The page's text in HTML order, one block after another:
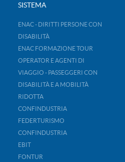
SISTEMA
ENAC - DIRITTI PERSONE CON
DISABILITÀ
ENAC FORMAZIONE TOUR
OPERATOR E AGENTI DI
VIAGGIO - PASSEGGERI CON
DISABILITÀ E A MOBILITÀ
RIDOTTA
CONFINDUSTRIA
FEDERTURISMO
CONFINDUSTRIA
EBIT
FONTUR